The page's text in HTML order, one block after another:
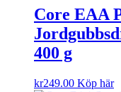
Core EAA
400 g
kr249.00 Köp här